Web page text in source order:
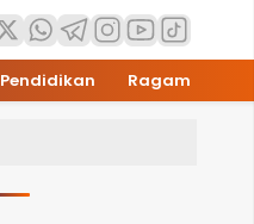
Pendidikan Ragam